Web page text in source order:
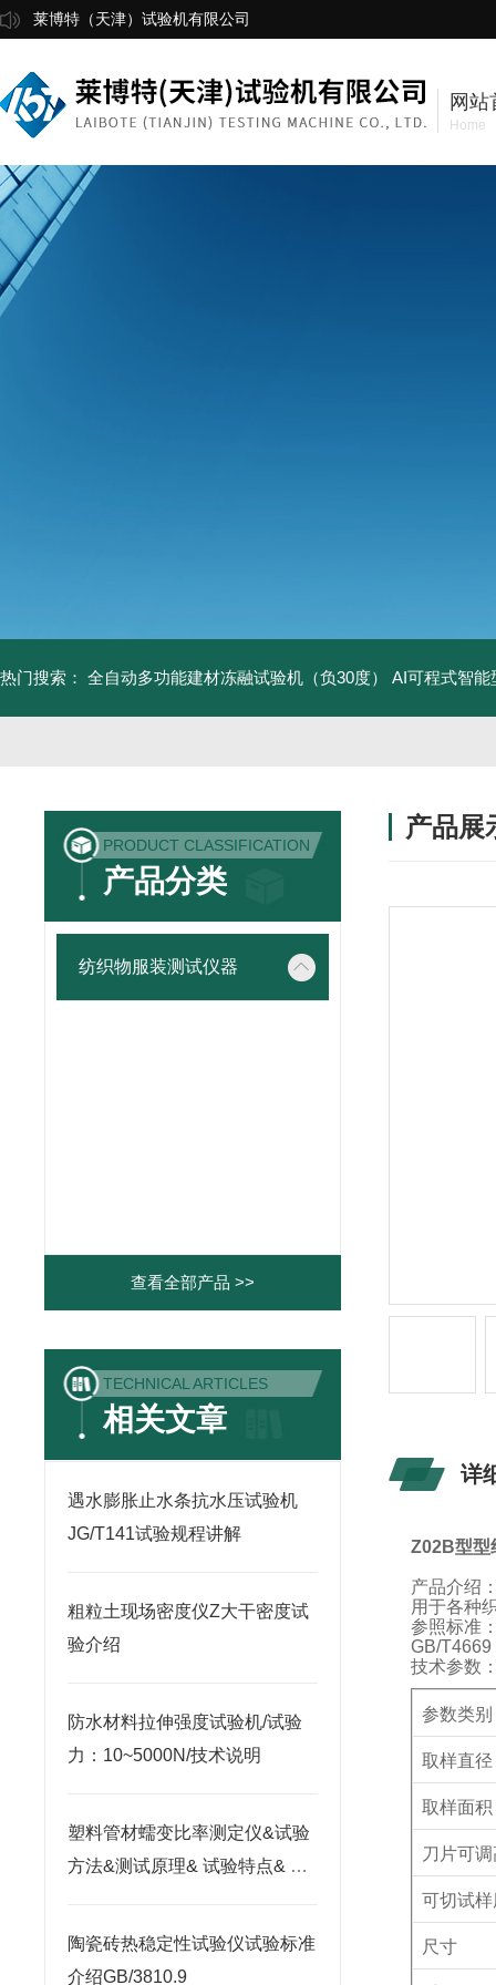
莱博特（天津）试验机有限公司
网站
Home
热门搜索： 全自动多功能建材冻融试验机（负30度） AI可程式智能
PRODUCT CLASSIFICATION
产品分类
纺织物服装测试仪器
查看全部产品 >>
TECHNICAL ARTICLES
相关文章
遇水膨胀止水条抗水压试验机
JG/T141试验规程讲解
粗粒土现场密度仪Z大干密度试
验介绍
防水材料拉伸强度试验机/试验
力：10~5000N/技术说明
塑料管材蠕变比率测定仪&试验
方法&测试原理& 试验特点& 技
陶瓷砖热稳定性试验仪试验标准
介绍GB/3810.9
产品展
详
Z02B型型
产品介绍
用于各种
参照标准
GB/T4669
技术参数
参数类别
取样直径
取样面积
刀片可
可切试
尺寸